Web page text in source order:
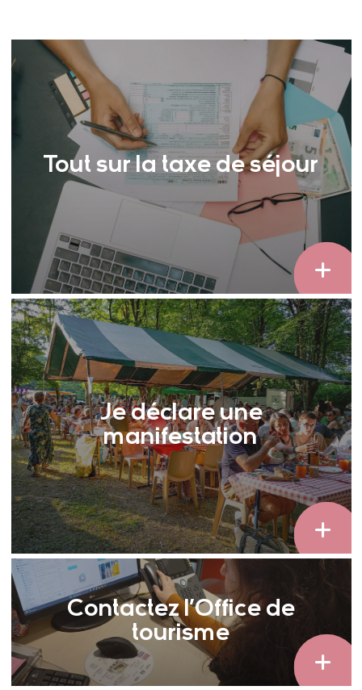
Tout sur la taxe de séjour
Je déclare une
manifestation
Contactez l’Office de
tourisme